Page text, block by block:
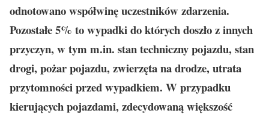
odnotowano współwinę uczestników zdarzenia.
Pozostałe 5% to wypadki do których doszło z innych
przyczyn, w tym m.in. stan techniczny pojazdu, stan
drogi, pożar pojazdu, zwierzęta na drodze, utrata
przytomności przed wypadkiem. W przypadku
kierujących pojazdami, zdecydowaną większość